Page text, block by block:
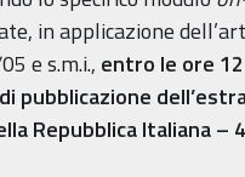
in applicazione
e s.m.i., entro le ore
pubblicazione
Repubblica Italiana –